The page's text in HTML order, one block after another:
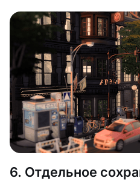
6. Отдельное